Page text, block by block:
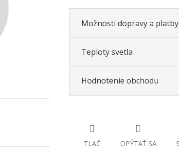
Možnosti dopravy a platby
Teploty svetla
Hodnotenie obchodu
TLAČ OPÝTAŤ SA